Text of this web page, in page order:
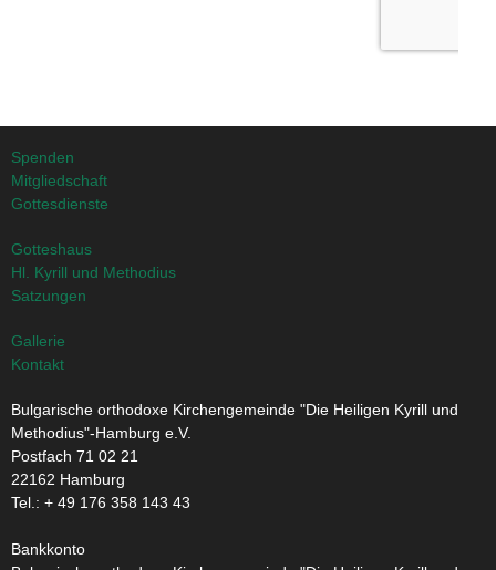
Spenden
Mitgliedschaft
Gottesdienste
Gotteshaus
Hl. Kyrill und Methodius
Satzungen
Gallerie
Kontakt
Bulgarische orthodoxe Kirchengemeinde "Die Heiligen Kyrill und
Methodius"-Hamburg e.V.
Postfach 71 02 21
22162 Hamburg
Tel.: + ‭49 176 358 143 43‬
Bankkonto